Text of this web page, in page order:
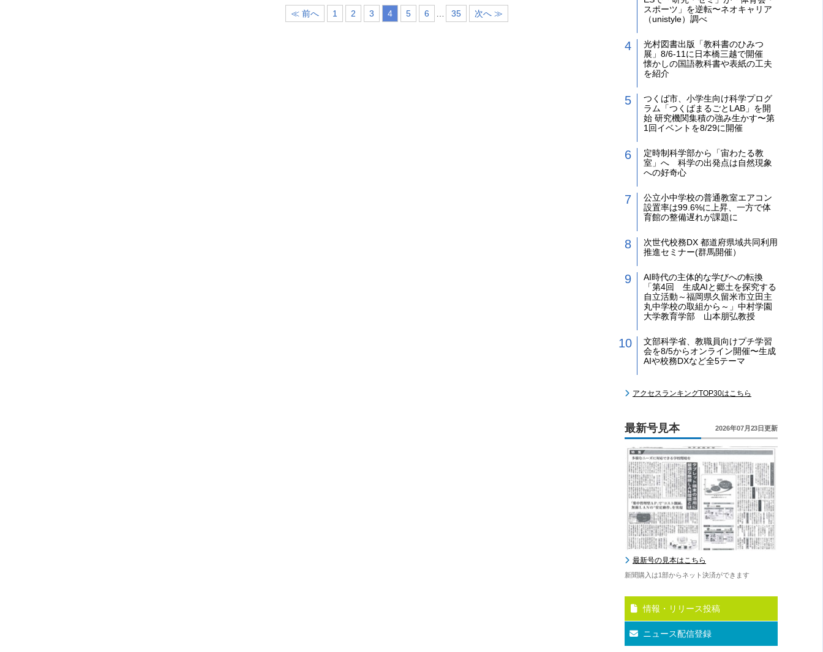
≪ 前へ 1 2 3 4 5 6 35 次へ ≫
スポーツ」を逆転〜ネオキャリア
（unistyle）調べ
光村図書出版「教科書のひみつ
展」8/6-11に日本橋三越で開催
懐かしの国語教科書や表紙の工夫
を紹介
つくば市、小学生向け科学プログ
ラム「つくばまるごとLAB」を開
始 研究機関集積の強み生かす〜第
1回イベントを8/29に開催
定時制科学部から「宙わたる教
室」へ 科学の出発点は自然現象
への好奇心
公立小中学校の普通教室エアコン
設置率は99.6%に上昇、一方で体
育館の整備遅れが課題に
次世代校務DX 都道府県域共同利用
推進セミナー(群馬開催）
AI時代の主体的な学びへの転換
「第4回 生成AIと郷土を探究する
自立活動～福岡県久留米市立田主
丸中学校の取組から～」中村学園
大学教育学部 山本朋弘教授
文部科学省、教職員向けプチ学習
会を8/5からオンライン開催〜生成
AIや校務DXなど全5テーマ
アクセスランキングTOP30はこちら
最新号見本 2026年07月23日更新
最新号の見本はこちら
新聞購入は1部からネット決済ができます
情報・リリース投稿
ニュース配信登録